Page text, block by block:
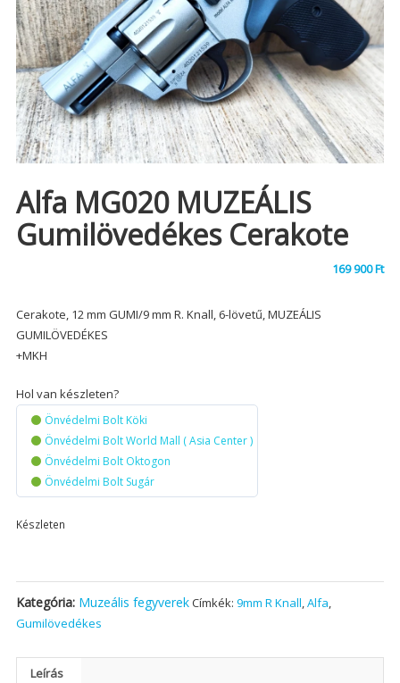
Alfa MG020 MUZEÁLIS
Gumilövedékes Cerakote
169 900Ft
Cerakote, 12 mm GUMI/9 mm R. Knall, 6-lövetű, MUZEÁLIS
GUMILÖVEDÉKES
+MKH
Hol van készleten?
Önvédelmi Bolt Köki
Önvédelmi Bolt World Mall ( Asia Center )
Önvédelmi Bolt Oktogon
Önvédelmi Bolt Sugár
Készleten
Kategória: Muzeális fegyverekCímkék: 9mm R Knall Alfa
Gumilövedékes
Leírás